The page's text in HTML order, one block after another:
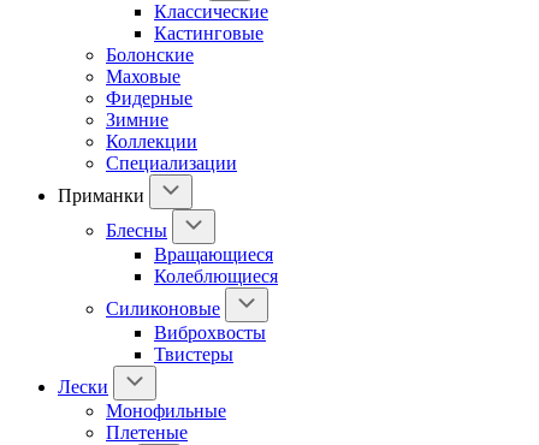
Классические
Кастинговые
Болонские
Маховые
Фидерные
Зимние
Коллекции
Специализации
Приманки
Блесны
Вращающиеся
Колеблющиеся
Силиконовые
Виброхвосты
Твистеры
Лески
Монофильные
Плетеные